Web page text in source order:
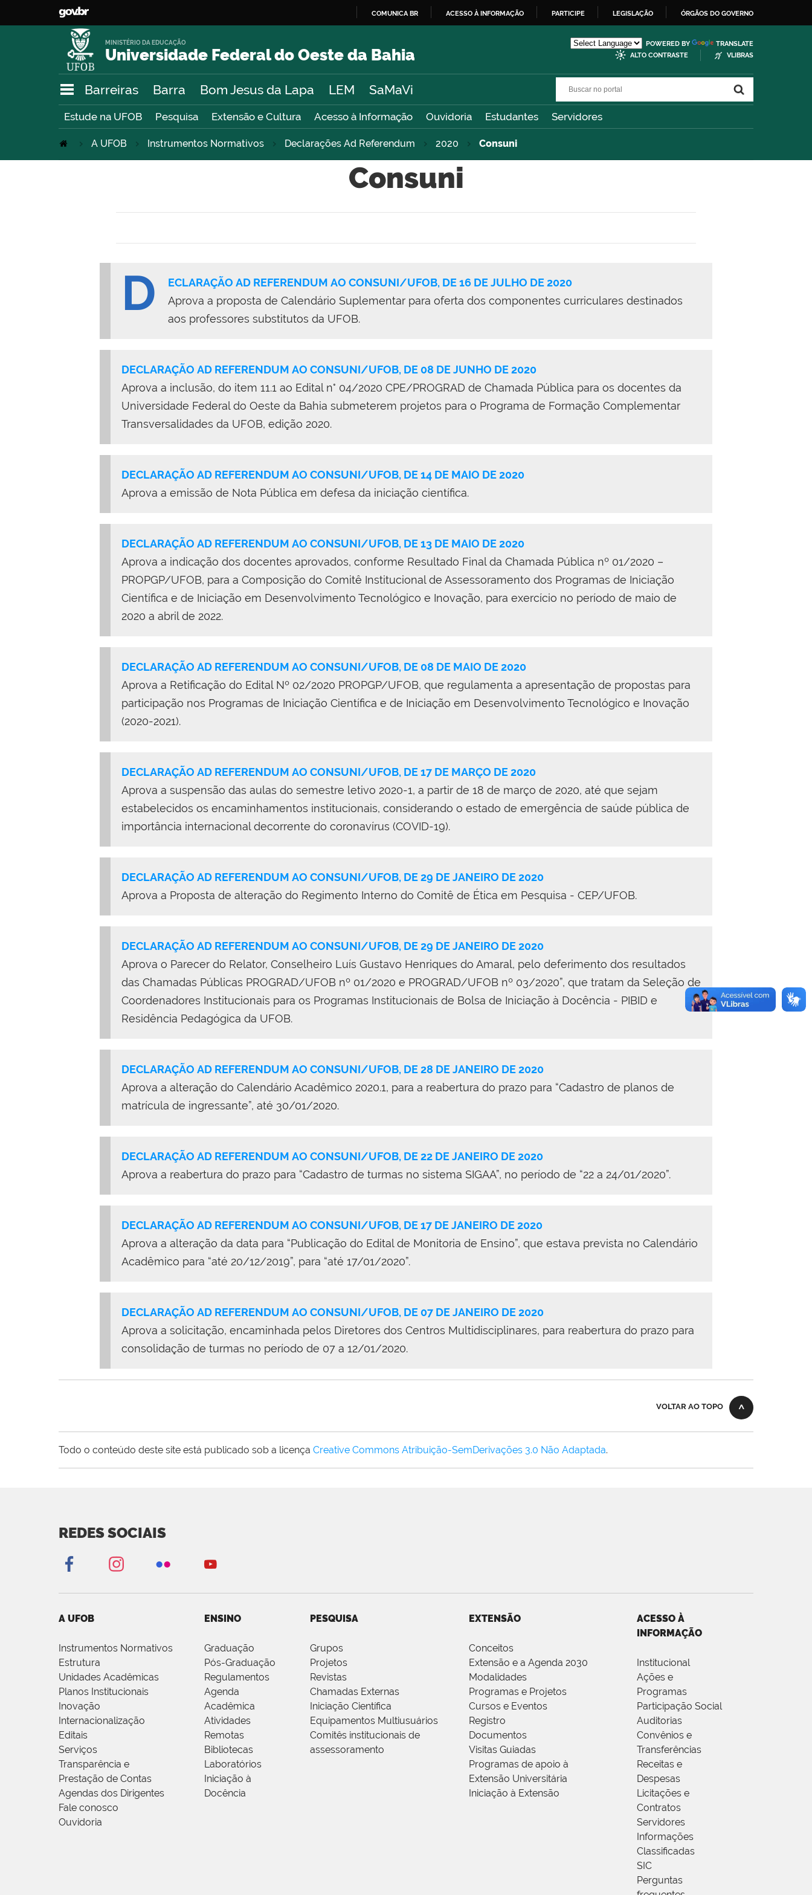
O
COMUNICA BR ACESSO À INFORMAÇÃO PARTICIPE LEGISLAÇÃO ÓRGÃOS DO GOVERNO
Universidade Federal do Oeste da Bahia
MINISTÉRIO DA EDUCAÇÃO POWERED BY
TRANSLATE
ALTO CONTRASTE
VLIBRAS
Barreiras Barra Bom Jesus da Lapa LEM SaMaVi
Estude na UFOB Pesquisa Extensão e Cultura Acesso à Informação Ouvidoria Estudantes Servidores
A UFOB Instrumentos Normativos Declarações Ad Referendum 2020 Consuni
Consuni
D
ECLARAÇÃO AD REFERENDUM AO CONSUNI/UFOB, DE 16 DE JULHO DE 2020
Aprova a proposta de Calendário Suplementar para oferta dos componentes curriculares destinados
aos professores substitutos da UFOB.
DECLARAÇÃO AD REFERENDUM AO CONSUNI/UFOB, DE 08 DE JUNHO DE 2020
Aprova a inclusão, do item 11.1 ao Edital n° 04/2020 CPE/PROGRAD de Chamada Pública para os docentes da
Universidade Federal do Oeste da Bahia submeterem projetos para o Programa de Formação Complementar
Transversalidades da UFOB, edição 2020.
DECLARAÇÃO AD REFERENDUM AO CONSUNI/UFOB, DE 14 DE MAIO DE 2020
Aprova a emissão de Nota Pública em defesa da iniciação científica.
DECLARAÇÃO AD REFERENDUM AO CONSUNI/UFOB, DE 13 DE MAIO DE 2020
Aprova a indicação dos docentes aprovados, conforme Resultado Final da Chamada Pública nº 01/2020 –
PROPGP/UFOB, para a Composição do Comitê Institucional de Assessoramento dos Programas de Iniciação
Científica e de Iniciação em Desenvolvimento Tecnológico e Inovação, para exercício no período de maio de
2020 a abril de 2022.
DECLARAÇÃO AD REFERENDUM AO CONSUNI/UFOB, DE 08 DE MAIO DE 2020
Aprova a Retificação do Edital Nº 02/2020 PROPGP/UFOB, que regulamenta a apresentação de propostas para
participação nos Programas de Iniciação Científica e de Iniciação em Desenvolvimento Tecnológico e Inovação
(2020-2021).
DECLARAÇÃO AD REFERENDUM AO CONSUNI/UFOB, DE 17 DE MARÇO DE 2020
Aprova a suspensão das aulas do semestre letivo 2020-1, a partir de 18 de março de 2020, até que sejam
estabelecidos os encaminhamentos institucionais, considerando o estado de emergência de saúde pública de
importância internacional decorrente do coronavírus (COVID-19).
DECLARAÇÃO AD REFERENDUM AO CONSUNI/UFOB, DE 29 DE JANEIRO DE 2020
Aprova a Proposta de alteração do Regimento Interno do Comitê de Ética em Pesquisa - CEP/UFOB.
DECLARAÇÃO AD REFERENDUM AO CONSUNI/UFOB, DE 29 DE JANEIRO DE 2020
Aprova o Parecer do Relator, Conselheiro Luís Gustavo Henriques do Amaral, pelo deferimento dos resultados
das Chamadas Públicas PROGRAD/UFOB nº 01/2020 e PROGRAD/UFOB nº 03/2020”, que tratam da Seleção de
Coordenadores Institucionais para os Programas Institucionais de Bolsa de Iniciação à Docência - PIBID e
Residência Pedagógica da UFOB.
DECLARAÇÃO AD REFERENDUM AO CONSUNI/UFOB, DE 28 DE JANEIRO DE 2020
Aprova a alteração do Calendário Acadêmico 2020.1, para a reabertura do prazo para “Cadastro de planos de
matrícula de ingressante”, até 30/01/2020.
DECLARAÇÃO AD REFERENDUM AO CONSUNI/UFOB, DE 22 DE JANEIRO DE 2020
Aprova a reabertura do prazo para “Cadastro de turmas no sistema SIGAA”, no período de “22 a 24/01/2020”.
DECLARAÇÃO AD REFERENDUM AO CONSUNI/UFOB, DE 17 DE JANEIRO DE 2020
Aprova a alteração da data para “Publicação do Edital de Monitoria de Ensino”, que estava prevista no Calendário
Acadêmico para “até 20/12/2019”, para “até 17/01/2020”.
DECLARAÇÃO AD REFERENDUM AO CONSUNI/UFOB, DE 07 DE JANEIRO DE 2020
Aprova a solicitação, encaminhada pelos Diretores dos Centros Multidisciplinares, para reabertura do prazo para
consolidação de turmas no período de 07 a 12/01/2020.
VOLTAR AO TOPO
Todo o conteúdo deste site está publicado sob a licença Creative Commons Atribuição-SemDerivações 3.0 Não Adaptada.
REDES SOCIAIS
A UFOB
Instrumentos Normativos
Estrutura
Unidades Acadêmicas
Planos Institucionais
Inovação
Internacionalização
Editais
Serviços
Transparência e
Prestação de Contas
Agendas dos Dirigentes
Fale conosco
Ouvidoria
ENSINO
Graduação
Pós-Graduação
Regulamentos
Agenda
Acadêmica
Atividades
Remotas
Bibliotecas
Laboratórios
Iniciação à
Docência
PESQUISA
Grupos
Projetos
Revistas
Chamadas Externas
Iniciação Científica
Equipamentos Multiusuários
Comitês institucionais de
assessoramento
EXTENSÃO
Conceitos
Extensão e a Agenda 2030
Modalidades
Programas e Projetos
Cursos e Eventos
Registro
Documentos
Visitas Guiadas
Programas de apoio à
Extensão Universitária
Iniciação à Extensão
ACESSO À
INFORMAÇÃO
Institucional
Ações e
Programas
Participação Social
Auditorias
Convênios e
Transferências
Receitas e
Despesas
Licitações e
Contratos
Servidores
Informações
Classificadas
SIC
Perguntas